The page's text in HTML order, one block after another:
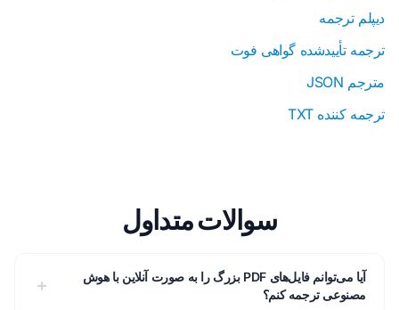
دیپلم ترجمه
ترجمه تأییدشده گواهی فوت
مترجم JSON
ترجمه کننده TXT
سوالات متداول
آیا می‌توانم فایل‌های PDF بزرگ را به صورت آنلاین با هوش
مصنوعی ترجمه کنم؟